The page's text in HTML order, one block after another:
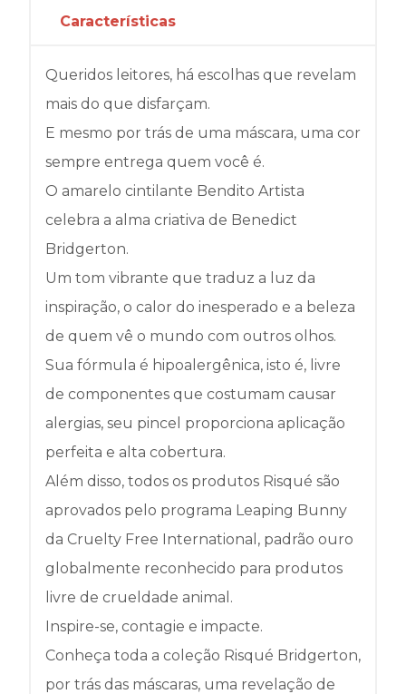
Características
Queridos leitores, há escolhas que revelam
mais do que disfarçam.
E mesmo por trás de uma máscara, uma cor
sempre entrega quem você é.
O amarelo cintilante Bendito Artista
celebra a alma criativa de Benedict
Bridgerton.
Um tom vibrante que traduz a luz da
inspiração, o calor do inesperado e a beleza
de quem vê o mundo com outros olhos.
Sua fórmula é hipoalergênica, isto é, livre
de componentes que costumam causar
alergias, seu pincel proporciona aplicação
perfeita e alta cobertura.
Além disso, todos os produtos Risqué são
aprovados pelo programa Leaping Bunny
da Cruelty Free International, padrão ouro
globalmente reconhecido para produtos
livre de crueldade animal.
Inspire-se, contagie e impacte.
Conheça toda a coleção Risqué Bridgerton,
por trás das máscaras, uma revelação de